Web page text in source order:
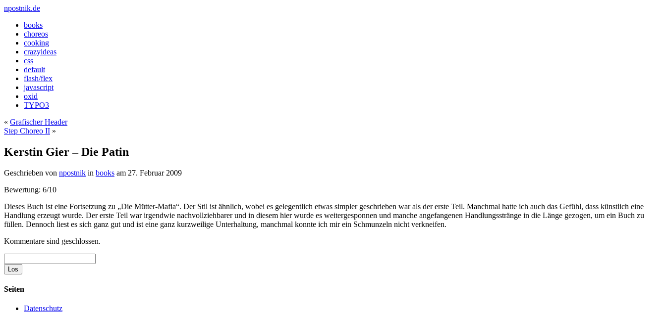
npostnik.de
books
choreos
cooking
crazyideas
css
default
flash/flex
javascript
oxid
TYPO3
« Grafischer Header
Step Choreo II »
Kerstin Gier – Die Patin
Geschrieben von npostnik in books am 27. Februar 2009
Bewertung: 6/10
Dieses Buch ist eine Fortsetzung zu „Die Mütter-Mafia“. Der Stil ist ähnlich, wobei es gelegentlich etwas simpler geschrieben war als der erste Teil. Manchmal hatte ich auch das Gefühl, dass künstlich eine
Handlung erzeugt wurde. Der erste Teil war irgendwie nachvollziehbarer und in diesem hier wurde es weitergesponnen und manche angefangenen Handlungsstränge in die Länge gezogen, um ein Buch zu
füllen. Dennoch liest es sich ganz gut und ist eine ganz kurzweilige Unterhaltung, manchmal konnte ich mir ein Schmunzeln nicht verkneifen.
Kommentare sind geschlossen.
Seiten
Datenschutz